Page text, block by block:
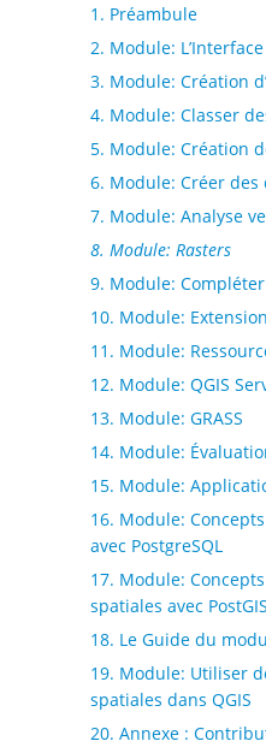
1. Préambule
2. Module: L’Interface
3. Module: Création
4. Module: Classer
5. Module: Création
6. Module: Créer
7. Module: Analyse
8. Module: Rasters
9. Module: Compléter
10. Module:
11. Module:
12. Module: QGIS
13. Module: GRASS
14. Module:
15. Module:
16. Module:
avec PostgreSQL
17. Module:
spatiales avec PostGIS
18. Le Guide du
19. Module: Utiliser
spatiales dans QGIS
20. Annexe :